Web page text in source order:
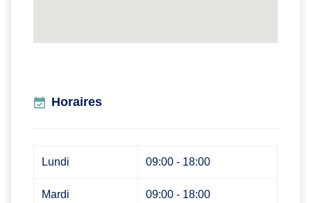
Horaires
Lundi 09:00 - 18:00
Mardi 09:00 - 18:00